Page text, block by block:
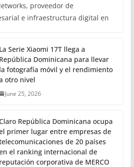
proveedor de
e infraestructura digital en
La Serie Xiaomi 17T llega a
República Dominicana para llevar
la fotografía móvil y el rendimiento
otro nivel
June 25, 2026
República Dominicana ocupa
primer lugar entre empresas de
de 20 países
el ranking internacional de
reputación corporativa de MERCO